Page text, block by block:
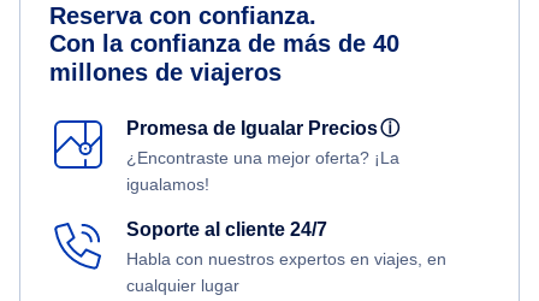
Reserva con confianza.
Con la confianza de más de 40
millones de viajeros
Promesa de Igualar Preciosⓘ
¿Encontraste una mejor oferta? ¡La
igualamos!
Soporte al cliente 24/7
Habla con nuestros expertos en viajes, en
cualquier lugar